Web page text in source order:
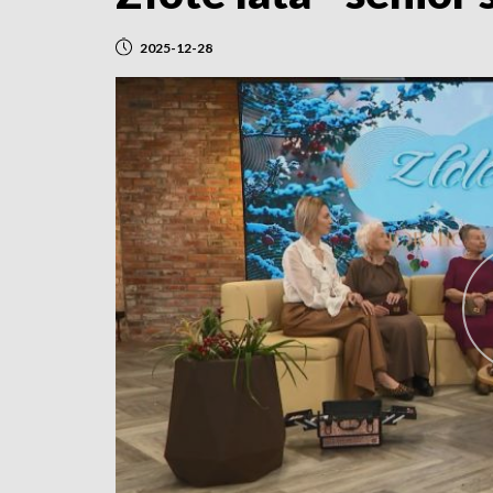
2025-12-28